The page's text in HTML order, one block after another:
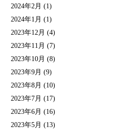
2024年2月 (1)
2024年1月 (1)
2023年12月 (4)
2023年11月 (7)
2023年10月 (8)
2023年9月 (9)
2023年8月 (10)
2023年7月 (17)
2023年6月 (16)
2023年5月 (13)